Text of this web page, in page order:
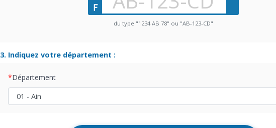
du type "1234 AB 78" ou "AB-123-CD"
3. Indiquez votre département :
Département